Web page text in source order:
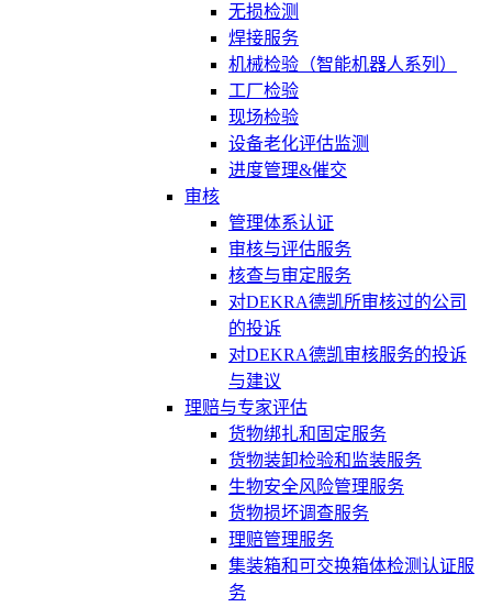
无损检测
焊接服务
机械检验（智能机器人系列）
工厂检验
现场检验
设备老化评估监测
进度管理&催交
审核
管理体系认证
审核与评估服务
核查与审定服务
对DEKRA德凯所审核过的公司
的投诉
对DEKRA德凯审核服务的投诉
与建议
理赔与专家评估
货物绑扎和固定服务
货物装卸检验和监装服务
生物安全风险管理服务
货物损坏调查服务
理赔管理服务
集装箱和可交换箱体检测认证服
务